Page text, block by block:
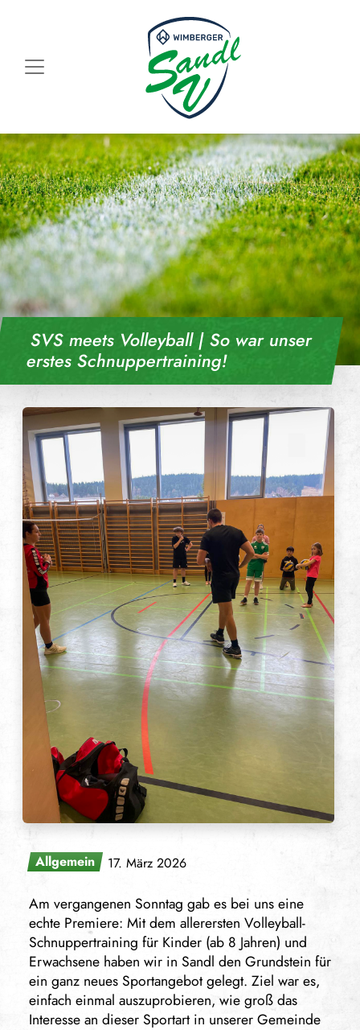
SVS meets Volleyball | So war unser
erstes Schnuppertraining!
Allgemein 17. März 2026
Am vergangenen Sonntag gab es bei uns eine
echte Premiere: Mit dem allerersten Volleyball-
Schnuppertraining für Kinder (ab 8 Jahren) und
Erwachsene haben wir in Sandl den Grundstein für
ein ganz neues Sportangebot gelegt. Ziel war es,
einfach einmal auszuprobieren, wie groß das
Interesse an dieser Sportart in unserer Gemeinde